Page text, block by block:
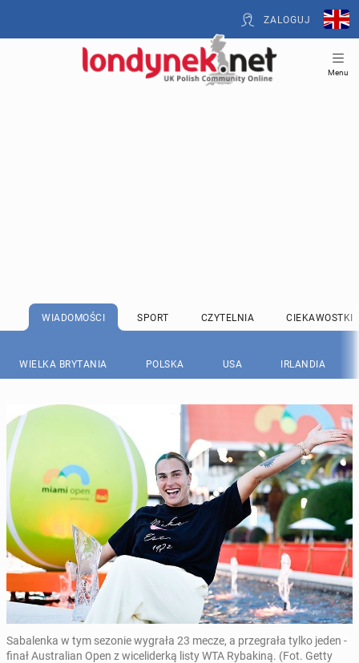
ZALOGUJ
Menu
WIADOMOŚCI SPORT CZYTELNIA CIEKAWOSTKI
WIELKA BRYTANIA POLSKA USA IRLANDIA
Sabalenka w tym sezonie wygrała 23 mecze, a przegrała tylko jeden -
finał Australian Open z wiceliderką listy WTA Rybakiną. (Fot. Getty